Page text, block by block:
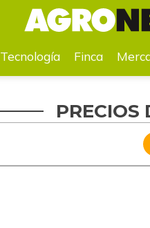
Mercados Remedios
Tecnología Finca
PRECIOS